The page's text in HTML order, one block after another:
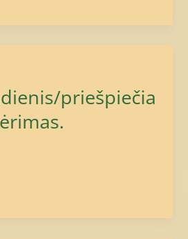
priešpiečia
Braškių